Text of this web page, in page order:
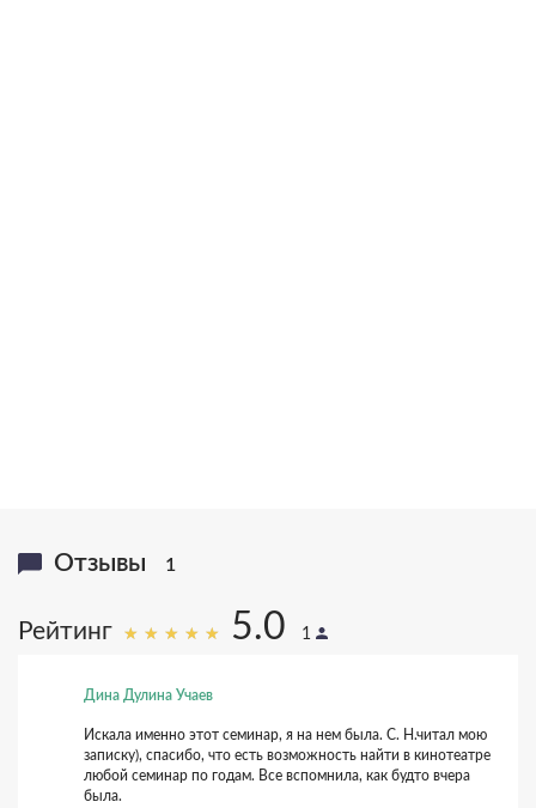
Отзывы 1
Рейтинг 5.0 1
Дина Дулина Учаев
Искала именно этот семинар, я на нем была. С. Н.читал мою
записку), спасибо, что есть возможность найти в кинотеатре
любой семинар по годам. Все вспомнила, как будто вчера
была.